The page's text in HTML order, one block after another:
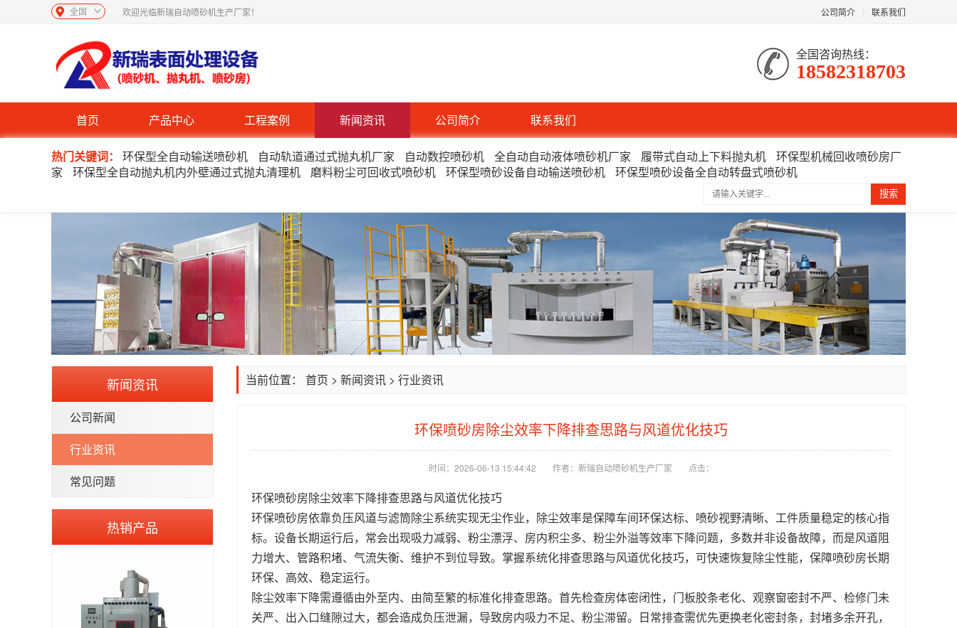
公司简介 联系我们
欢迎光临新瑞自动喷砂机生产厂家！
全国
全国咨询热线：
18582318703
首页 产品中心 工程案例 新闻资讯 公司简介 联系我们
热门关键词： 环保型全自动输送喷砂机 自动轨道通过式抛丸机厂家 自动数控喷砂机 全自动自动液体喷砂机厂家 履带式自动上下料抛丸机
环保型机械回收喷砂房厂
家
环保型全自动抛丸机内外壁通过式抛丸清理机 磨料粉尘可回收式喷砂机 环保型喷砂设备自动输送喷砂机 环保型喷砂设备全自动转盘式喷砂机
搜索
新闻资讯
公司新闻
行业资讯
常见问题
热销产品
当前位置： 首页 > 新闻资讯 > 行业资讯
环保喷砂房除尘效率下降排查思路与风道优化技巧
时间：2026-06-13 15:44:42 作者：新瑞自动喷砂机生产厂家 点击：
环保喷砂房除尘效率下降排查思路与风道优化技巧
环保喷砂房依靠负压风道与滤筒除尘系统实现无尘作业，除尘效率是保障车间环保达标、喷砂视野清晰、工件质量稳定的核心指
标。设备长期运行后，常会出现吸力减弱、粉尘漂浮、房内积尘多、粉尘外溢等效率下降问题，多数并非设备故障，而是风道阻
力增大、管路积堵、气流失衡、维护不到位导致。掌握系统化排查思路与风道优化技巧，可快速恢复除尘性能，保障喷砂房长期
环保、高效、稳定运行。
除尘效率下降需遵循由外至内、由简至繁的标准化排查思路。首先检查房体密闭性，门板胶条老化、观察窗密封不严、检修门未
关严、出入口缝隙过大，都会造成负压泄漏，导致房内吸力不足、粉尘滞留。日常排查需优先更换老化密封条，封堵多余开孔，